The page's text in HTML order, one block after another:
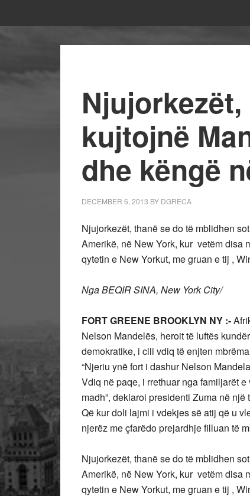
kujtojnë
dhe këngë
DECEMBER 6, 2013 BY DGRECA
Njujorkezët, thanë se do të mblidhen
Amerikë, në New York, kur vetëm disa
qytetin e New Yorkut, me gruan e tij ,
Nga BEQIR SINA, New York City/
FORT GREENE BROOKLYN NY :-
Nelson Mandelës, heroit të luftës
demokratike, i cili vdiq të enjten
“Njeriu ynë fort i dashur Nelson
Vdiq në paqe, i rrethuar nga familjarët
madh”, deklaroi presidenti Zuma në
Që kur doli lajmi i vdekjes së atij që u
njerëz me çfarëdo prejardhje filluan të
Njujorkezët, thanë se do të mblidhen
Amerikë, në New York, kur vetëm disa
qytetin e New Yorkut, me gruan e tij ,